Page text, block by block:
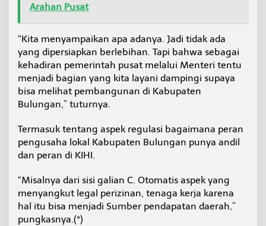
Arahan Pusat
“Kita menyampaikan apa adanya. Jadi tidak ada
yang dipersiapkan berlebihan. Tapi bahwa sebagai
kehadiran pemerintah pusat melalui Menteri tentu
menjadi bagian yang kita layani dampingi supaya
bisa melihat pembangunan di Kabupaten
Bulungan,” tuturnya.
Termasuk tentang aspek regulasi bagaimana peran
pengusaha lokal Kabupaten Bulungan punya andil
dan peran di KIHI.
“Misalnya dari sisi galian C. Otomatis aspek yang
menyangkut legal perizinan, tenaga kerja karena
hal itu bisa menjadi Sumber pendapatan daerah,”
pungkasnya.(*)